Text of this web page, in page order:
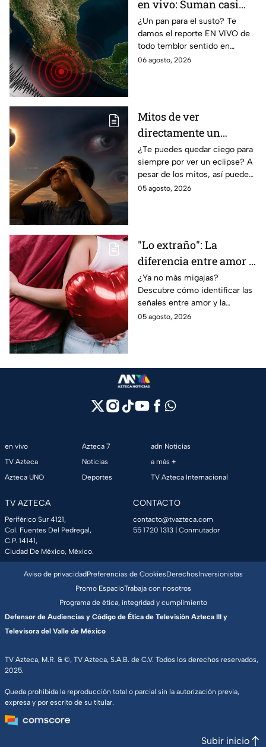
en vivo: Suman casi
mil 500 réplicas del
sismo ocurrido en
Chiapas
¿Un pan para el susto? Te
damos el reporte EN VIVO de
todo temblor sentido en
México con epicentro,
06 agosto, 2026
Mitos de ver
directamente un
eclipse parcial: así
puedes observarlo de
forma segura
¿Te puedes quedar ciego para
siempre por ver un eclipse? A
pesar de los mitos, así puedes
observar un eclipse parcial y
05 agosto, 2026
"Lo extraño": La
diferencia entre amor y
dependencia
emocional
¿Ya no más migajas?
Descubre cómo identificar las
señales entre amor y la
dependencia emocional. Estos
05 agosto, 2026
en vivo
TV Azteca
Azteca UNO
Azteca 7
Noticias
Deportes
adn Noticias
a más +
TV Azteca Internacional
TV AZTECA
Periférico Sur 4121,
Col. Fuentes Del Pedregal,
C.P. 14141,
Ciudad De México, México.
CONTACTO
contacto@tvazteca.com
55 1720 1313 | Conmutador
TV Azteca, M.R. & ©, TV Azteca, S.A.B. de C.V. Todos los derechos reservados,
2025.
Queda prohibida la reproducción total o parcial sin la autorización previa,
expresa y por escrito de su titular.
Aviso de privacidadPreferencias de CookiesDerechosInversionistas
Promo EspacioTrabaja con nosotros
Programa de ética, integridad y cumplimiento
Defensor de Audiencias y Código de Ética de Televisión Azteca III y
Televisora del Valle de México
Subir inicio